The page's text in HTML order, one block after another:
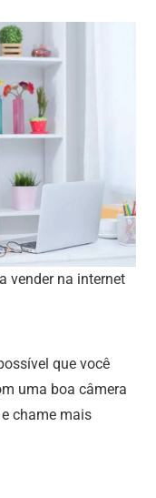
vender na internet
que você
uma boa câmera
chame mais